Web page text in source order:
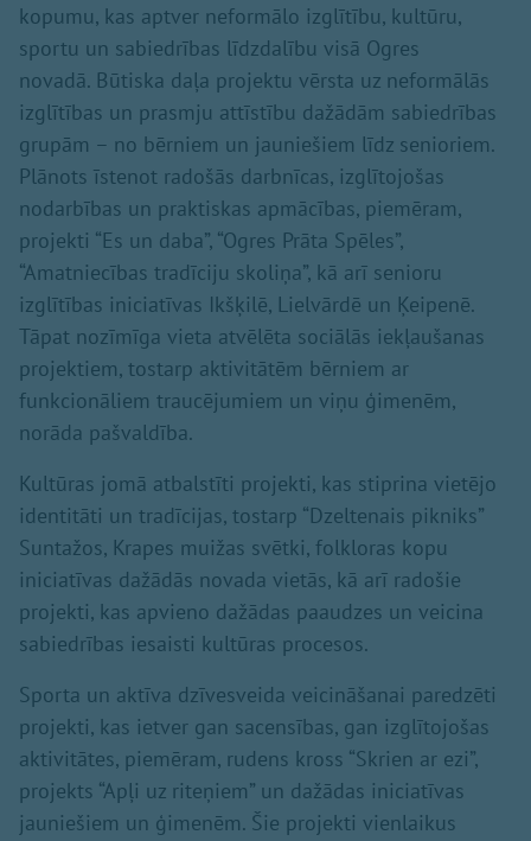
kopumu, kas aptver neformālo izglītību, kultūru,
sportu un sabiedrības līdzdalību visā Ogres
novadā. Būtiska daļa projektu vērsta uz neformālās
izglītības un prasmju attīstību dažādām sabiedrības
grupām – no bērniem un jauniešiem līdz senioriem.
Plānots īstenot radošās darbnīcas, izglītojošas
nodarbības un praktiskas apmācības, piemēram,
projekti “Es un daba”, “Ogres Prāta Spēles”,
“Amatniecības tradīciju skoliņa”, kā arī senioru
izglītības iniciatīvas Ikšķilē, Lielvārdē un Ķeipenē.
Tāpat nozīmīga vieta atvēlēta sociālās iekļaušanas
projektiem, tostarp aktivitātēm bērniem ar
funkcionāliem traucējumiem un viņu ģimenēm,
norāda pašvaldība.
Kultūras jomā atbalstīti projekti, kas stiprina vietējo
identitāti un tradīcijas, tostarp “Dzeltenais pikniks”
Suntažos, Krapes muižas svētki, folkloras kopu
iniciatīvas dažādās novada vietās, kā arī radošie
projekti, kas apvieno dažādas paaudzes un veicina
sabiedrības iesaisti kultūras procesos.
Sporta un aktīva dzīvesveida veicināšanai paredzēti
projekti, kas ietver gan sacensības, gan izglītojošas
aktivitātes, piemēram, rudens kross “Skrien ar ezi”,
projekts “Apļi uz riteņiem” un dažādas iniciatīvas
jauniešiem un ģimenēm. Šie projekti vienlaikus